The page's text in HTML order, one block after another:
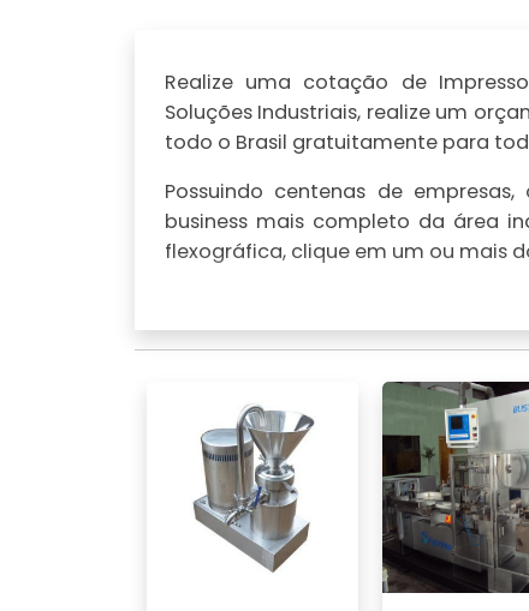
Realize uma cotação de
Soluções Industriais, realize um
todo o Brasil gratuitamente para
Possuindo centenas de
business mais completo da área
flexográfica, clique em um ou mais